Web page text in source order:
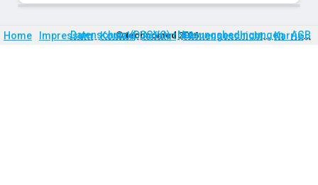
Home Impressum Kontakt Anfahrt Firmengeschichte Karriere
©technomed 2026
Datenschutz (DSGVO) Nutzungsbedingungen AGB